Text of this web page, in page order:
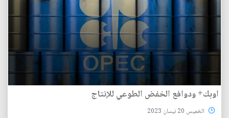
اوبك+ ودوافع الخفض الطوعي للإنتاج
الخميس 20 نيسان 2023